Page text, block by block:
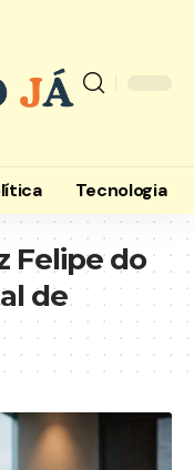
Tecnologia
Felipe do
de